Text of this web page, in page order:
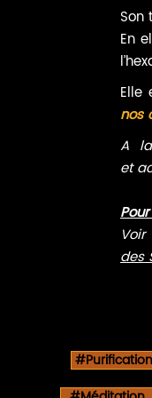
Son
En
Elle
nos
A
et
des